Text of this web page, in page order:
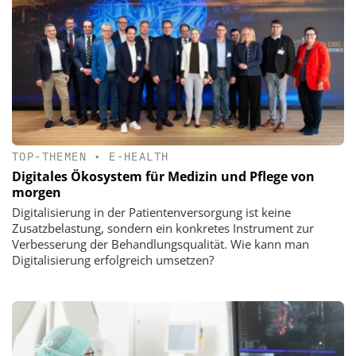
TOP-THEMEN • E-HEALTH
Digitales Ökosystem für Medizin und Pflege von
morgen
Digitalisierung in der Patientenversorgung ist keine
Zusatzbelastung, sondern ein konkretes Instrument zur
Verbesserung der Behandlungsqualität. Wie kann man
Digitalisierung erfolgreich umsetzen?